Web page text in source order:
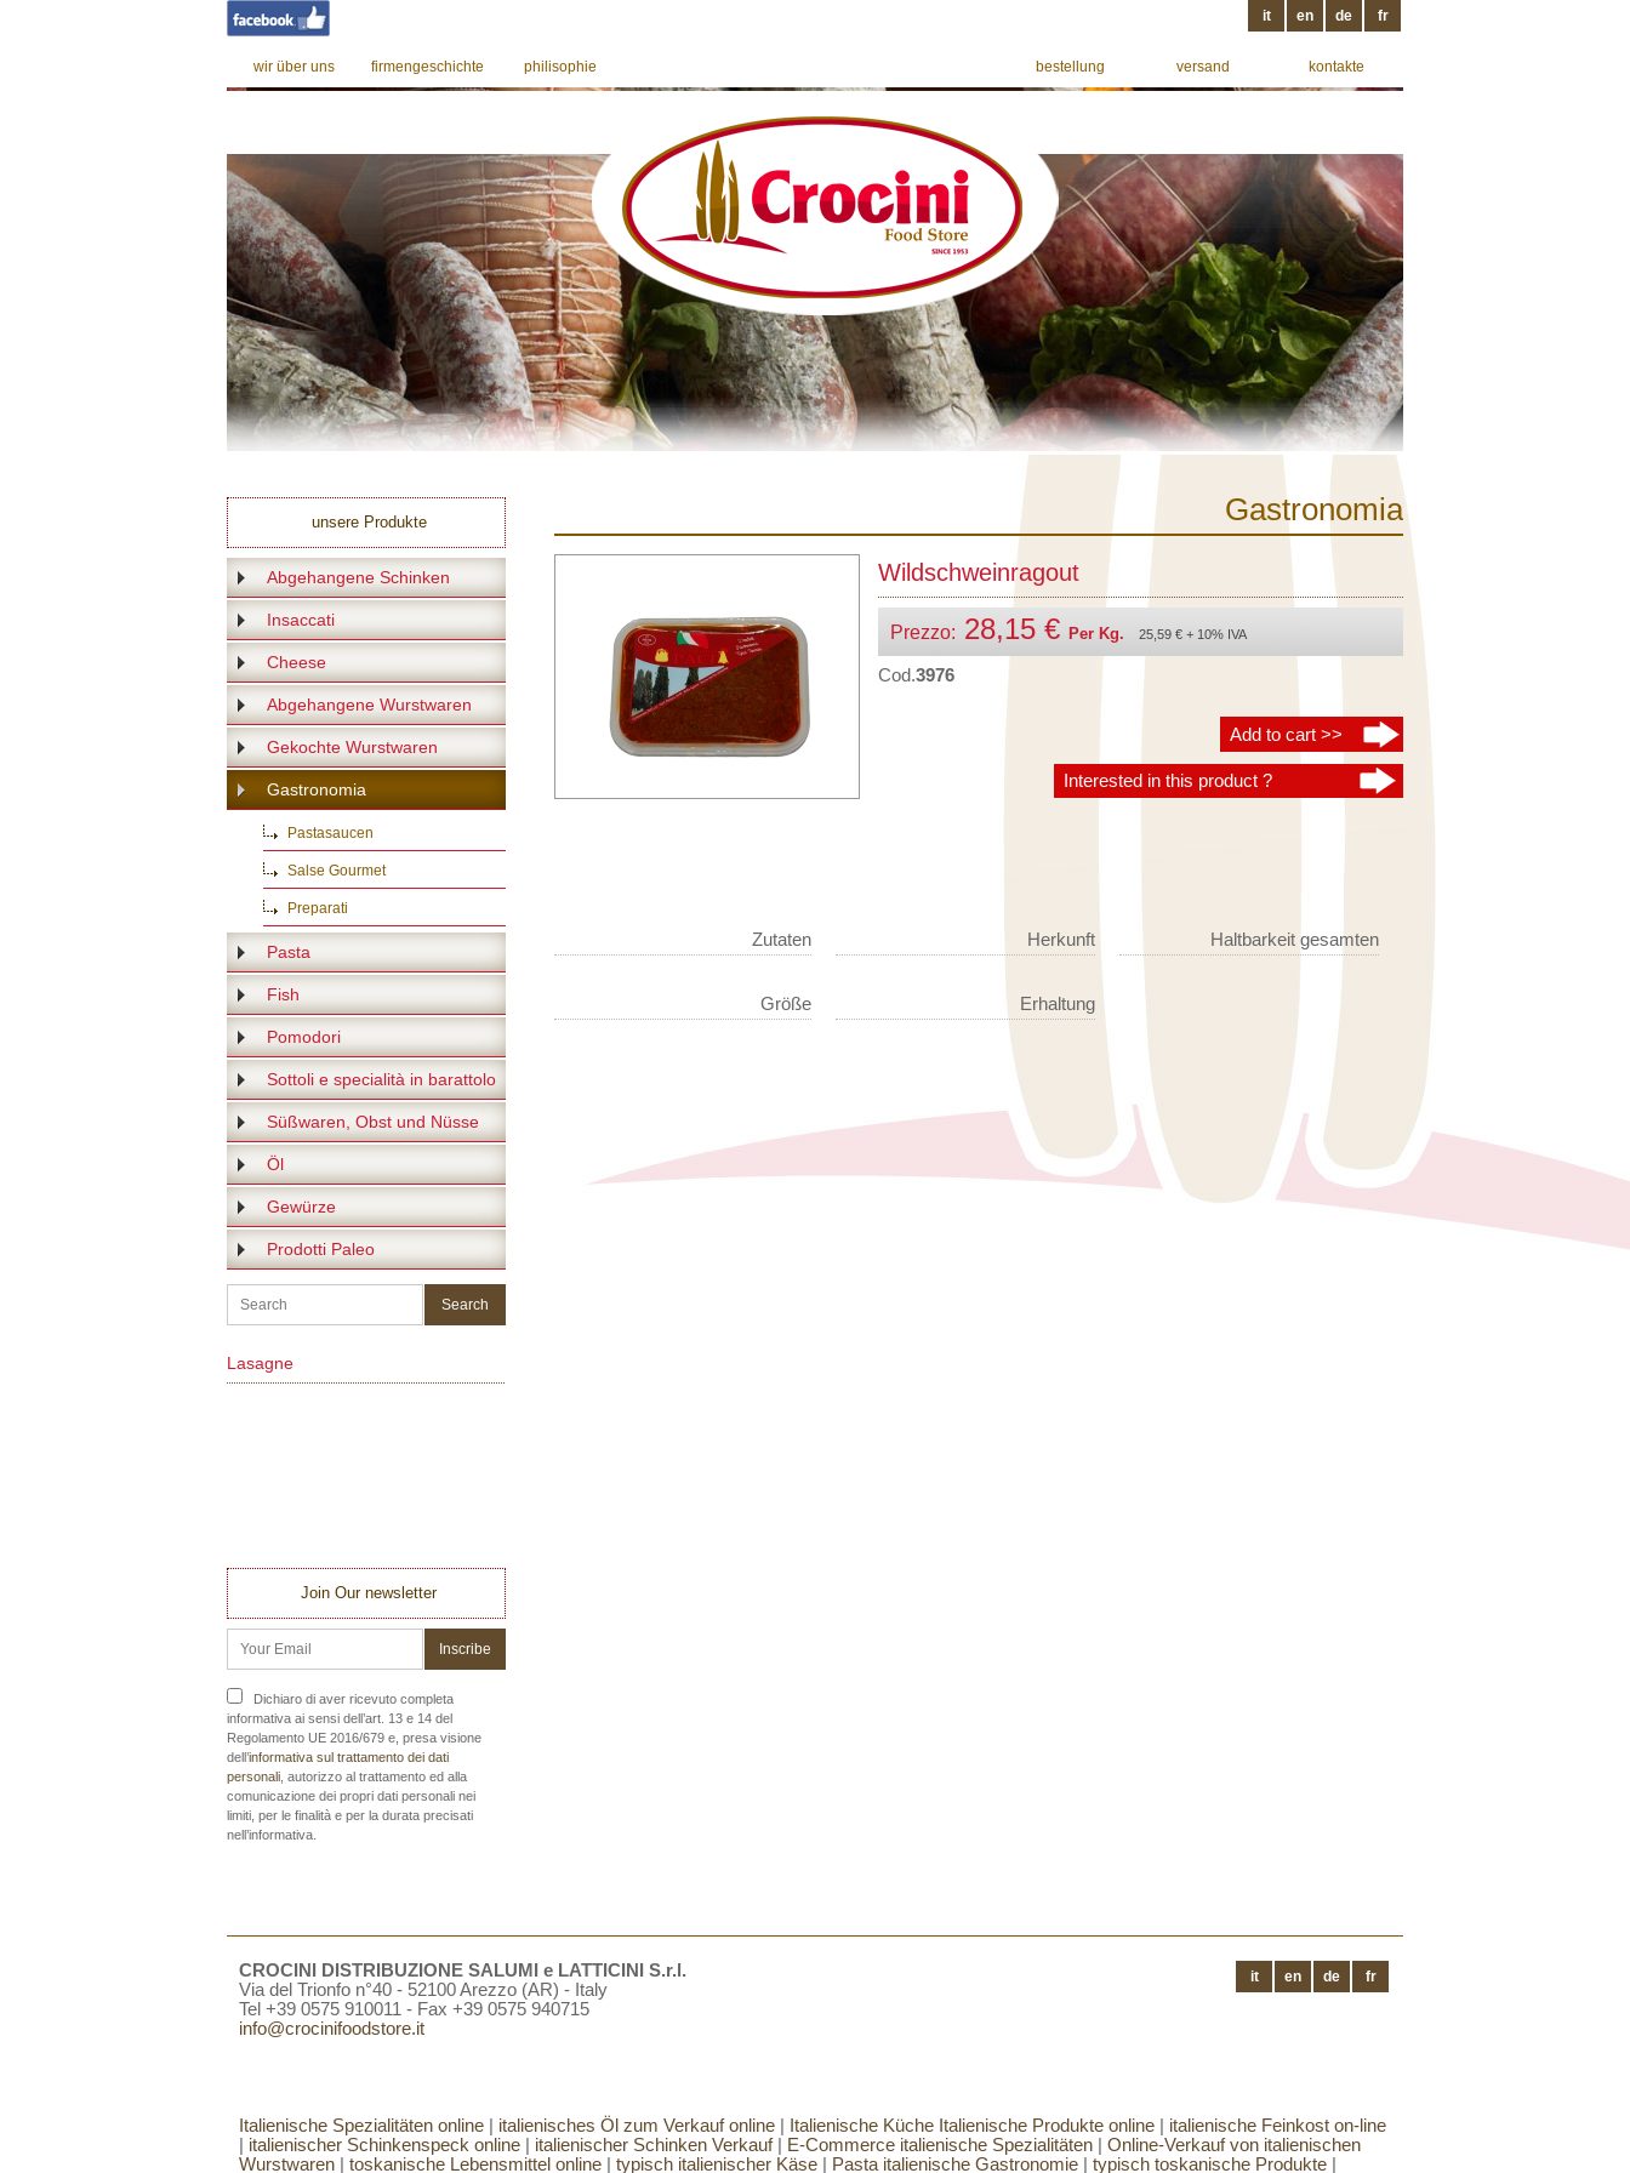
it en de fr
wir über uns firmengeschichte philisophie bestellung versand kontakte
0
unsere Produkte
Abgehangene Schinken
Insaccati
Cheese
Abgehangene Wurstwaren
Gekochte Wurstwaren
Gastronomia
Pastasaucen
Salse Gourmet
Preparati
Pasta
Fish
Pomodori
Sottoli e specialità in barattolo
Süßwaren, Obst und Nüsse
Öl
Gewürze
Prodotti Paleo
Lasagne
Join Our newsletter
Dichiaro di aver ricevuto completa
informativa ai sensi dell’art. 13 e 14 del
Regolamento UE 2016/679 e, presa visione
dell’informativa sul trattamento dei dati
personali , autorizzo al trattamento ed alla
comunicazione dei propri dati personali nei
limiti, per le finalità e per la durata precisati
nell’informativa.
Gastronomia
Wildschweinragout
Prezzo: 28,15 € Per Kg. 25,59 € + 10% IVA
Cod.3976
Interested in this product ?
Zutaten Herkunft Haltbarkeit gesamten
Größe Erhaltung
it en de fr
CROCINI DISTRIBUZIONE SALUMI e LATTICINI S.r.l.
Via del Trionfo n°40 - 52100 Arezzo (AR) - Italy
Tel +39 0575 910011 - Fax +39 0575 940715
info@crocinifoodstore.it
Italienische Spezialitäten online | italienisches Öl zum Verkauf online | Italienische Küche Italienische Produkte online | italienische Feinkost on-line
| italienischer Schinkenspeck online | italienischer Schinken Verkauf| E-Commerce italienische Spezialitäten | Online-Verkauf von italienischen
Wurstwaren | toskanische Lebensmittel online | typisch italienischer Käse | Pasta italienische Gastronomie | typisch toskanische Produkte |